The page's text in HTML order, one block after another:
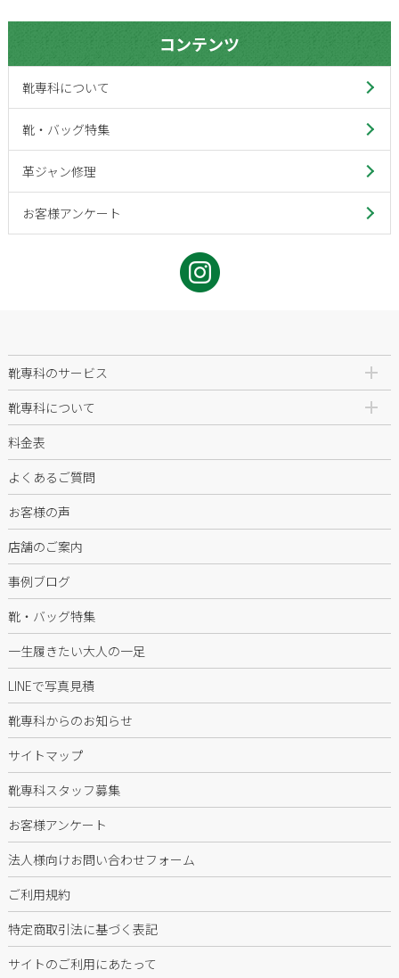
コンテンツ
靴専科について
靴・バッグ特集
革ジャン修理
お客様アンケート
靴専科のサービス
靴専科について
料金表
よくあるご質問
お客様の声
店舗のご案内
事例ブログ
靴・バッグ特集
一生履きたい大人の一足
LINEで写真見積
靴専科からのお知らせ
サイトマップ
靴専科スタッフ募集
お客様アンケート
法人様向けお問い合わせフォーム
ご利用規約
特定商取引法に基づく表記
サイトのご利用にあたって